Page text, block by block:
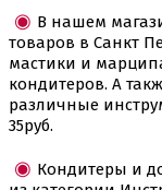
В нашем
товаров в Санкт
мастики и
кондитеров. А
различные
35руб.
Кондитеры и